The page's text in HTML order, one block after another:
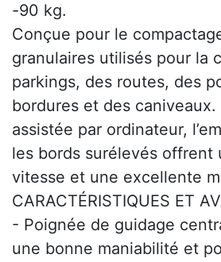
-90 kg.
Conçue pour le
granulaires utilisés pour la
parkings, des routes, des
bordures et des
assistée par ordinateur,
les bords surélevés offrent
vitesse et une excellente
CARACTÉRISTIQUES ET
- Poignée de guidage
une bonne maniabilité et